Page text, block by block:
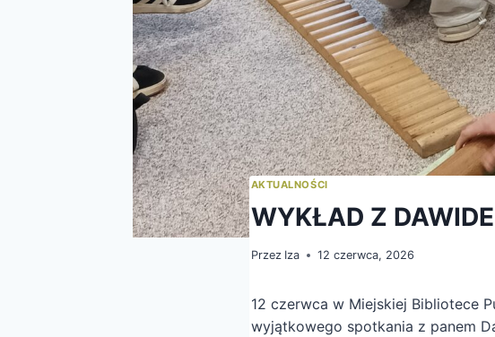
AKTUALNOŚCI
WYKŁAD Z
Przez Iza 12 czerwca, 2026
12 czerwca w Miejskiej Bibliotece
wyjątkowego spotkania z panem